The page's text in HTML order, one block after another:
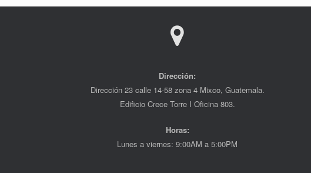
Dirección:
Dirección 23 calle 14-58 zona 4 Mixco, Guatemala.
Edificio Crece Torre I Oficina 803.
Horas:
Lunes a viernes: 9:00AM a 5:00PM